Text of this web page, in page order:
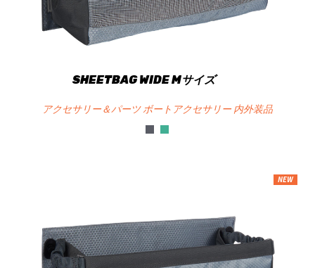
SHEETBAG WIDE Mサイズ
アクセサリー＆パーツ ボートアクセサリー 内外装品
NEW